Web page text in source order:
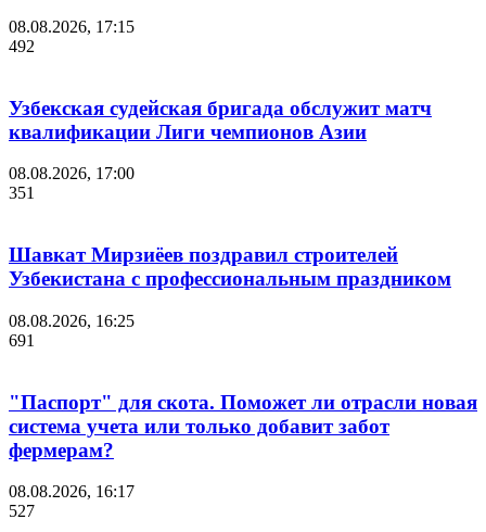
08.08.2026, 17:15
492
Узбекская судейская бригада обслужит матч
квалификации Лиги чемпионов Азии
08.08.2026, 17:00
351
Шавкат Мирзиёев поздравил строителей
Узбекистана с профессиональным праздником
08.08.2026, 16:25
691
"Паспорт" для скота. Поможет ли отрасли новая
система учета или только добавит забот
фермерам?
08.08.2026, 16:17
527